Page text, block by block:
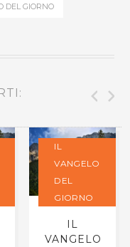
DEL GIORNO
IL
VANGELO
DEL
GIORNO
IL
VANGELO